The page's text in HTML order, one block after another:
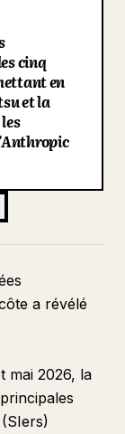
cinq
en
et la
a révélé
mai 2026, la